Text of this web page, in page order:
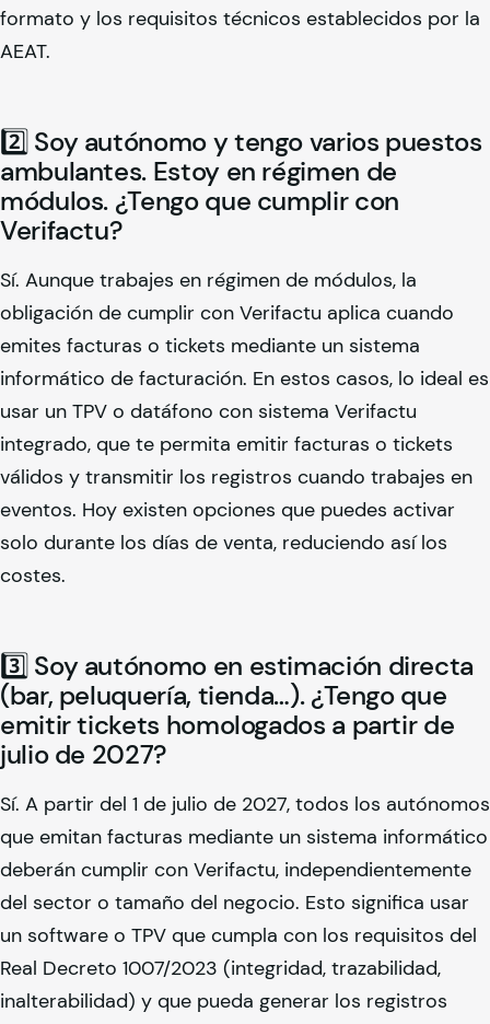
formato y los requisitos técnicos establecidos por la
AEAT.
2️⃣ Soy autónomo y tengo varios puestos
ambulantes. Estoy en régimen de
módulos. ¿Tengo que cumplir con
Verifactu?
Sí. Aunque trabajes en régimen de módulos, la
obligación de cumplir con Verifactu aplica cuando
emites facturas o tickets mediante un sistema
informático de facturación. En estos casos, lo ideal es
usar un TPV o datáfono con sistema Verifactu
integrado, que te permita emitir facturas o tickets
válidos y transmitir los registros cuando trabajes en
eventos. Hoy existen opciones que puedes activar
solo durante los días de venta, reduciendo así los
costes.
3️⃣ Soy autónomo en estimación directa
(bar, peluquería, tienda…). ¿Tengo que
emitir tickets homologados a partir de
julio de 2027?
Sí. A partir del 1 de julio de 2027, todos los autónomos
que emitan facturas mediante un sistema informático
deberán cumplir con Verifactu, independientemente
del sector o tamaño del negocio. Esto significa usar
un software o TPV que cumpla con los requisitos del
Real Decreto 1007/2023 (integridad, trazabilidad,
inalterabilidad) y que pueda generar los registros